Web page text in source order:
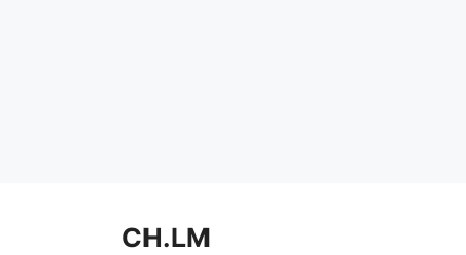
CH.LM